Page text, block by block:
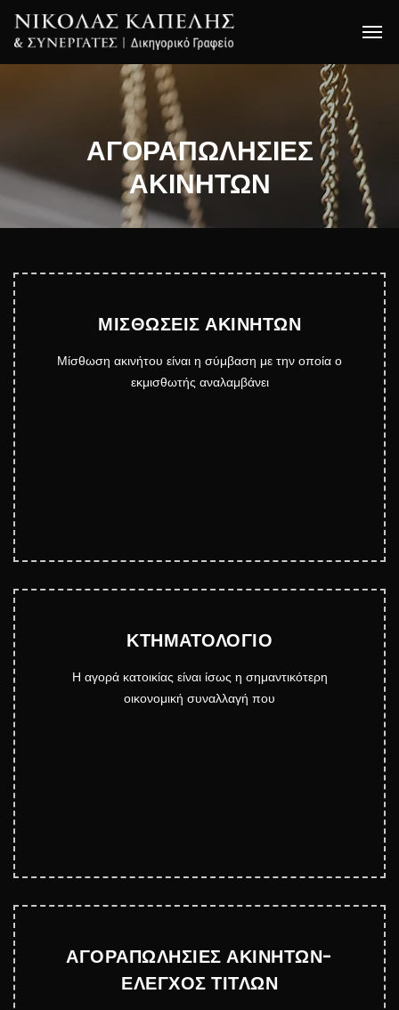
ΑΓΟΡΑΠΩΛΗΣΙΕΣ
ΑΚΙΝΗΤΩΝ
ΜΙΣΘΩΣΕΙΣ ΑΚΙΝΗΤΩΝ
Μίσθωση ακινήτου είναι η σύμβαση με την οποία ο
εκμισθωτής αναλαμβάνει
ΚΤΗΜΑΤΟΛΟΓΙΟ
Η αγορά κατοικίας είναι ίσως η σημαντικότερη
οικονομική συναλλαγή που
ΑΓΟΡΑΠΩΛΗΣΙΕΣ ΑΚΙΝΗΤΩΝ-
ΕΛΕΓΧΟΣ ΤΙΤΛΩΝ